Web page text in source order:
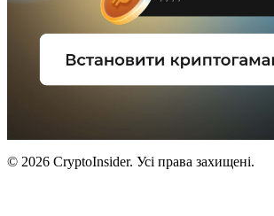
© 2026 CryptoInsider. Усі права захищені.